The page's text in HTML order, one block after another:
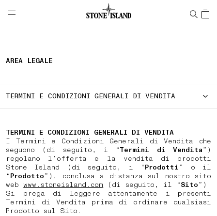
NAVIGATION.ARIA.GOTOMAINCONTENT
LABEL.SHOPPINGCOUNTRY ITALIA
AREA LEGALE
TERMINI E CONDIZIONI GENERALI DI VENDITA
TERMINI E CONDIZIONI GENERALI DI VENDITA
I Termini e Condizioni Generali di Vendita che
seguono (di seguito, i “Termini di Vendita”)
regolano l’offerta e la vendita di prodotti
Stone Island (di seguito, i “Prodotti” o il
“Prodotto”), conclusa a distanza sul nostro sito
webwww.stoneisland.com (di seguito, il “Sito”).
Si prega di leggere attentamente i presenti
Termini di Vendita prima di ordinare qualsiasi
Prodotto sul Sito.